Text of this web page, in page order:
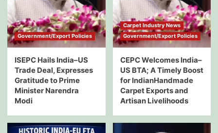
Government/Export Policies
ISEPC Hails India–US
Trade Deal, Expresses
Gratitude to Prime
Minister Narendra
Modi
Carpet Industry News
Government/Export Policies
CEPC Welcomes India–
US BTA; A Timely Boost
for IndianHandmade
Carpet Exports and
Artisan Livelihoods